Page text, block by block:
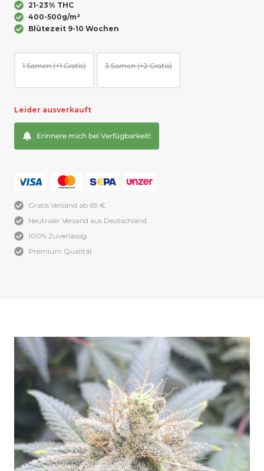
21-23% THC
400-500g/m²
Blütezeit 9-10 Wochen
1 Samen (+1 Gratis) 3 Samen (+2 Gratis)
Leider ausverkauft
Erinnere mich bei Verfügbarkeit!
Gratis Versand ab 69 €
Neutraler Versand aus Deutschland
100% Zuverlässig
Premium Qualität